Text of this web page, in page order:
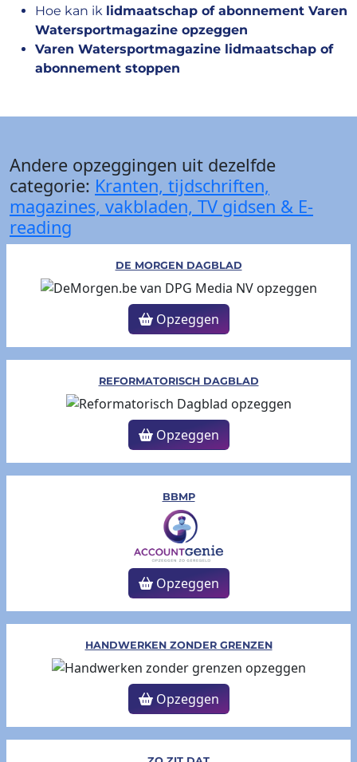
Hoe kan ik lidmaatschap of abonnement Varen
Watersportmagazine opzeggen
Varen Watersportmagazine lidmaatschap of
abonnement stoppen
Andere opzeggingen uit dezelfde
categorie: Kranten, tijdschriften,
magazines, vakbladen, TV gidsen & E-
reading
DE MORGEN DAGBLAD
Opzeggen
REFORMATORISCH DAGBLAD
Opzeggen
BBMP
Opzeggen
HANDWERKEN ZONDER GRENZEN
Opzeggen